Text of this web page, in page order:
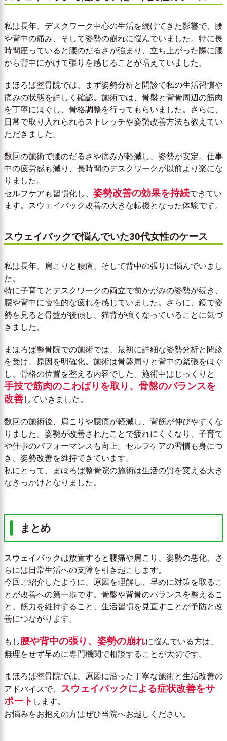
私は長年、デスクワーク中心の生活を続けてきた影響で、腰
や背中の痛み、そして姿勢の崩れに悩んでいました。特に長
時間座っていると腰のだるさが強まり、立ち上がった際に腰
から背中にかけて張りを感じることが増えていました。
まほろば整骨院では、まず姿勢分析と問診で私の生活習慣や
痛みの状態を詳しく確認。施術では、骨盤と背骨周辺の筋肉
を丁寧にほぐし、骨格調整を行ってもらいました。さらに、
日常で取り入れられるストレッチや姿勢改善方法も教えてい
ただきました。
数回の施術で腰のだるさや痛みが軽減し、姿勢が安定。仕事
中の疲労感も減り、長時間のデスクワークが以前より楽にな
りました。
セルフケアも習慣化し、 姿勢改善の効果を持続できてい
ます。スウェイバック改善の大きな転機となった体験です。
スウェイバックで悩んでいた30代女性のケース
私は長年、肩こりと腰痛、そして背中の張りに悩んでいまし
た。
特に子育てとデスクワークの両立で前かがみの姿勢が続き、
腰や背中に慢性的な疲れを感じていました。さらに、鏡で姿
勢を見ると骨盤が後傾し、猫背が強くなっていることに気づ
きました。
まほろば整骨院での施術では、最初に詳細な姿勢分析と問診
を受け、原因を明確化。施術は骨盤周りと背中の緊張をほぐ
し、骨格の位置を整える内容でした。施術中はじっくりと
手技で筋肉のこわばりを取り、骨盤のバランスを
改善していきました。
数回の施術後、肩こりや腰痛が軽減し、背筋が伸びやすくな
りました。姿勢が改善されたことで疲れにくくなり、子育て
や仕事のパフォーマンスも向上。セルフケアの習慣も身につ
き、姿勢改善を維持できています。
私にとって、まほろば整骨院の施術は生活の質を変える大き
なきっかけとなりました。
まとめ
スウェイバックは放置すると腰痛や肩こり、姿勢の悪化、さ
らには日常生活への支障を引き起こします。
今回ご紹介したように、原因を理解し、早めに対策を取るこ
とが改善への第一歩です。骨盤や背骨のバランスを整えるこ
と、筋力を維持すること、生活習慣を見直すことが予防と改
善につながります。
もし腰や背中の張り、姿勢の崩れに悩んでいる方は、
無理をせず早めに専門機関で相談することが大切です。
まほろば整骨院では、原因に沿った丁寧な施術と生活改善の
アドバイスで、 スウェイバックによる症状改善をサ
ポート します。
お悩みをお抱えの方はぜひ当院へお越しください。